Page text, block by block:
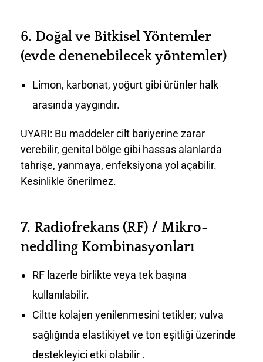
6. Doğal ve Bitkisel Yöntemler
(evde denenebilecek yöntemler)
Limon, karbonat, yoğurt gibi ürünler halk
arasında yaygındır.
UYARI: Bu maddeler cilt bariyerine zarar
verebilir, genital bölge gibi hassas alanlarda
tahrişe, yanmaya, enfeksiyona yol açabilir.
Kesinlikle önerilmez.
7. Radiofrekans (RF) / Mikro-
neddling Kombinasyonları
RF lazerle birlikte veya tek başına
kullanılabilir.
Ciltte kolajen yenilenmesini tetikler; vulva
sağlığında elastikiyet ve ton eşitliği üzerinde
destekleyici etki olabilir .